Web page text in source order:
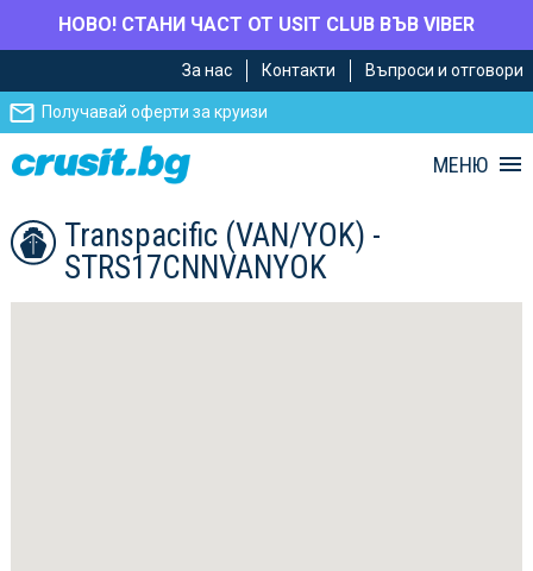
НОВО! СТАНИ ЧАСТ ОТ USIT CLUB ВЪВ VIBER
главното
съдържание
Навигацията
За нас Контакти Въпроси и отговори
Получавай оферти за круизи
МЕНЮ
Transpacific (VAN/YOK) -
STRS17CNNVANYOK